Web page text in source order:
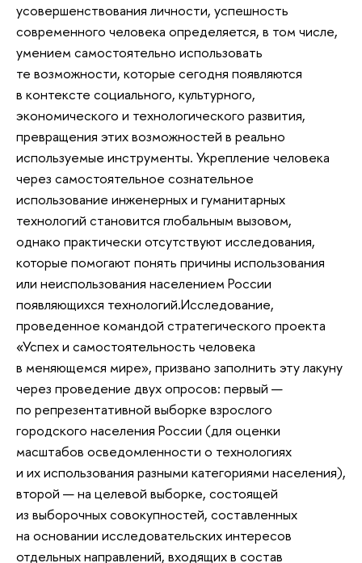
усовершенствования личности, успешность
современного человека определяется, в том числе,
умением самостоятельно использовать
те возможности, которые сегодня появляются
в контексте социального, культурного,
экономического и технологического развития,
превращения этих возможностей в реально
используемые инструменты. Укрепление человека
через самостоятельное сознательное
использование инженерных и гуманитарных
технологий становится глобальным вызовом,
однако практически отсутствуют исследования,
которые помогают понять причины использования
или неиспользования населением России
появляющихся технологий.Исследование,
проведенное командой стратегического проекта
«Успех и самостоятельность человека
в меняющемся мире», призвано заполнить эту лакуну
через проведение двух опросов: первый —
по репрезентативной выборке взрослого
городского населения России (для оценки
масштабов осведомленности о технологиях
и их использования разными категориями населения),
второй — на целевой выборке, состоящей
из выборочных совокупностей, составленных
на основании исследовательских интересов
отдельных направлений, входящих в состав